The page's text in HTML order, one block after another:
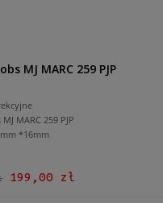
MJ MARC 259 PJP
MARC 259 PJP
*16mm
199,00 zł